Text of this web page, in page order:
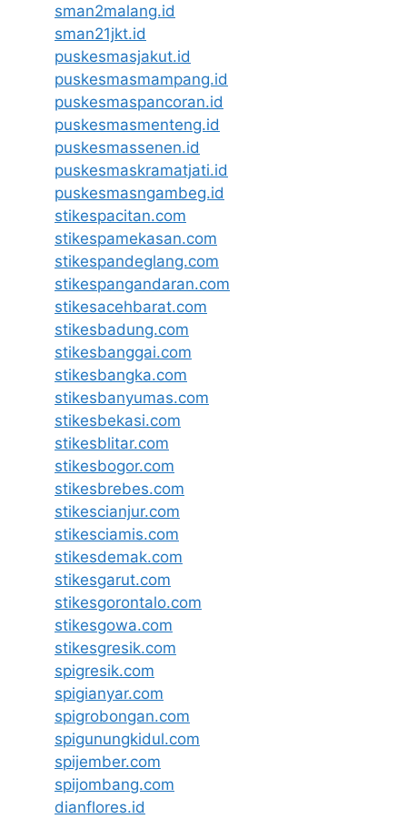
sman2malang.id
sman21jkt.id
puskesmasjakut.id
puskesmasmampang.id
puskesmaspancoran.id
puskesmasmenteng.id
puskesmassenen.id
puskesmaskramatjati.id
puskesmasngambeg.id
stikespacitan.com
stikespamekasan.com
stikespandeglang.com
stikespangandaran.com
stikesacehbarat.com
stikesbadung.com
stikesbanggai.com
stikesbangka.com
stikesbanyumas.com
stikesbekasi.com
stikesblitar.com
stikesbogor.com
stikesbrebes.com
stikescianjur.com
stikesciamis.com
stikesdemak.com
stikesgarut.com
stikesgorontalo.com
stikesgowa.com
stikesgresik.com
spigresik.com
spigianyar.com
spigrobongan.com
spigunungkidul.com
spijember.com
spijombang.com
dianflores.id